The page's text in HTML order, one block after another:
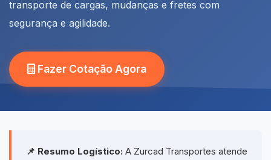
transporte de cargas, mudanças e fretes com
segurança e agilidade.
Fazer Cotação Agora
📌 Resumo Logístico: A Zurcad Transportes atende